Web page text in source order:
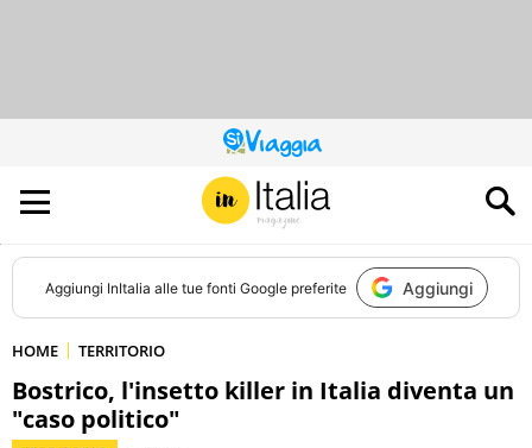
QUESTO
SITO
CONTRIBUISCE
ALL’AUDIENCE
DI
Aggiungi InItalia alle tue fonti Google preferite Aggiungi
HOME TERRITORIO
Bostrico, l'insetto killer in Italia diventa un
"caso politico"